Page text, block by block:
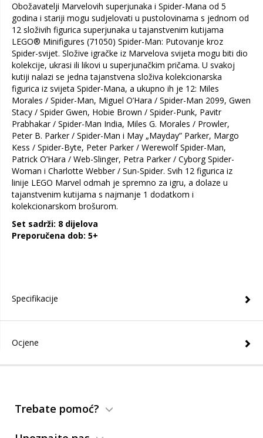
Obožavatelji Marvelovih superjunaka i Spider-Mana od 5
godina i stariji mogu sudjelovati u pustolovinama s jednom od
12 složivih figurica superjunaka u tajanstvenim kutijama
LEGO® Minifigures (71050) Spider-Man: Putovanje kroz
Spider-svijet. Složive igračke iz Marvelova svijeta mogu biti dio
kolekcije, ukrasi ili likovi u superjunačkim pričama. U svakoj
kutiji nalazi se jedna tajanstvena složiva kolekcionarska
figurica iz svijeta Spider-Mana, a ukupno ih je 12: Miles
Morales / Spider-Man, Miguel O’Hara / Spider-Man 2099, Gwen
Stacy / Spider Gwen, Hobie Brown / Spider-Punk, Pavitr
Prabhakar / Spider-Man India, Miles G. Morales / Prowler,
Peter B. Parker / Spider-Man i May „Mayday” Parker, Margo
Kess / Spider-Byte, Peter Parker / Werewolf Spider-Man,
Patrick O’Hara / Web-Slinger, Petra Parker / Cyborg Spider-
Woman i Charlotte Webber / Sun-Spider. Svih 12 figurica iz
linije LEGO Marvel odmah je spremno za igru, a dolaze u
tajanstvenim kutijama s najmanje 1 dodatkom i
kolekcionarskom brošurom.
Set sadrži: 8 dijelova
Preporučena dob: 5+
Specifikacije
Ocjene
Trebate pomoć?